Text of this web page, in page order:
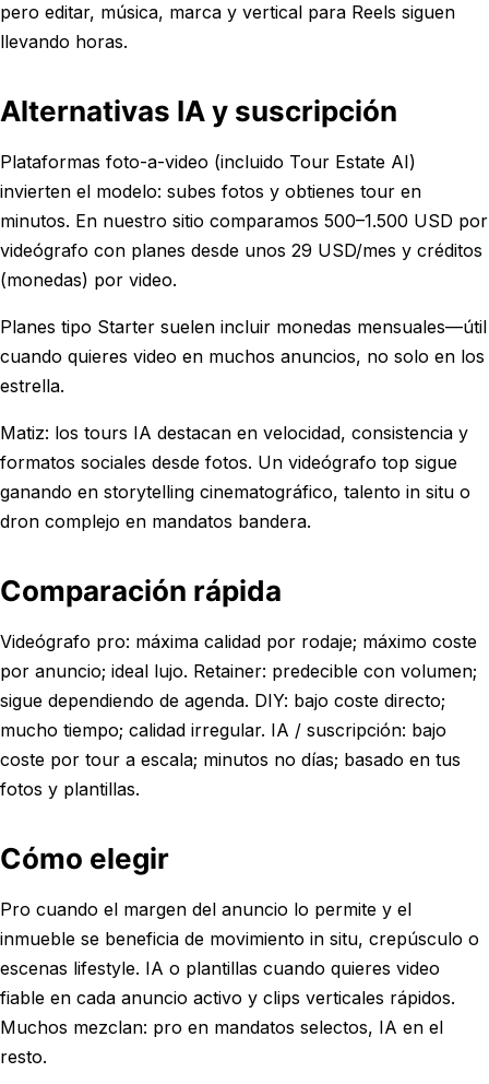
pero editar, música, marca y vertical para Reels siguen
llevando horas.
Alternativas IA y suscripción
Plataformas foto-a-video (incluido Tour Estate AI)
invierten el modelo: subes fotos y obtienes tour en
minutos. En nuestro sitio comparamos 500–1.500 USD por
videógrafo con planes desde unos 29 USD/mes y créditos
(monedas) por video.
Planes tipo Starter suelen incluir monedas mensuales—útil
cuando quieres video en muchos anuncios, no solo en los
estrella.
Matiz: los tours IA destacan en velocidad, consistencia y
formatos sociales desde fotos. Un videógrafo top sigue
ganando en storytelling cinematográfico, talento in situ o
dron complejo en mandatos bandera.
Comparación rápida
Videógrafo pro: máxima calidad por rodaje; máximo coste
por anuncio; ideal lujo. Retainer: predecible con volumen;
sigue dependiendo de agenda. DIY: bajo coste directo;
mucho tiempo; calidad irregular. IA / suscripción: bajo
coste por tour a escala; minutos no días; basado en tus
fotos y plantillas.
Cómo elegir
Pro cuando el margen del anuncio lo permite y el
inmueble se beneficia de movimiento in situ, crepúsculo o
escenas lifestyle. IA o plantillas cuando quieres video
fiable en cada anuncio activo y clips verticales rápidos.
Muchos mezclan: pro en mandatos selectos, IA en el
resto.